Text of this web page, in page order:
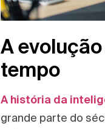
A
tempo
A história da
grande parte do